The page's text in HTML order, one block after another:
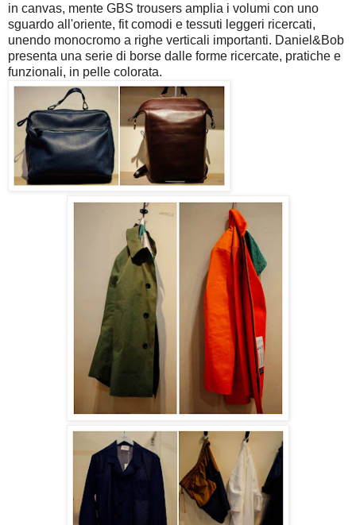
in canvas, mente GBS trousers amplia i volumi con uno
sguardo all'oriente, fit comodi e tessuti leggeri ricercati,
unendo monocromo a righe verticali importanti. Daniel&Bob
presenta una serie di borse dalle forme ricercate, pratiche e
funzionali, in pelle colorata.